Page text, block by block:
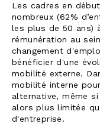
Les cadres en
nombreux (62%
les plus de 50 ans)
rémunération au
changement
bénéficier d'une
mobilité externe.
mobilité interne
alternative, même
alors plus limitée
d'entreprise.